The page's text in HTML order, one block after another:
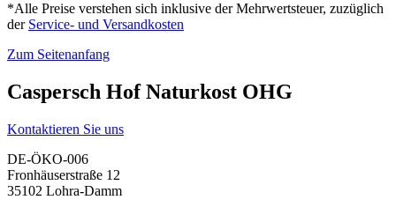
*Alle Preise verstehen sich inklusive der Mehrwertsteuer, zuzüglich
der Service- und Versandkosten
Zum Seitenanfang
Caspersch Hof Naturkost OHG
Kontaktieren Sie uns
DE-ÖKO-006
Fronhäuserstraße 12
35102 Lohra-Damm